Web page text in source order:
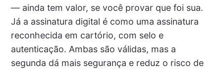
— ainda tem valor, se você provar que foi sua.
Já a assinatura digital é como uma assinatura
reconhecida em cartório, com selo e
autenticação. Ambas são válidas, mas a
segunda dá mais segurança e reduz o risco de